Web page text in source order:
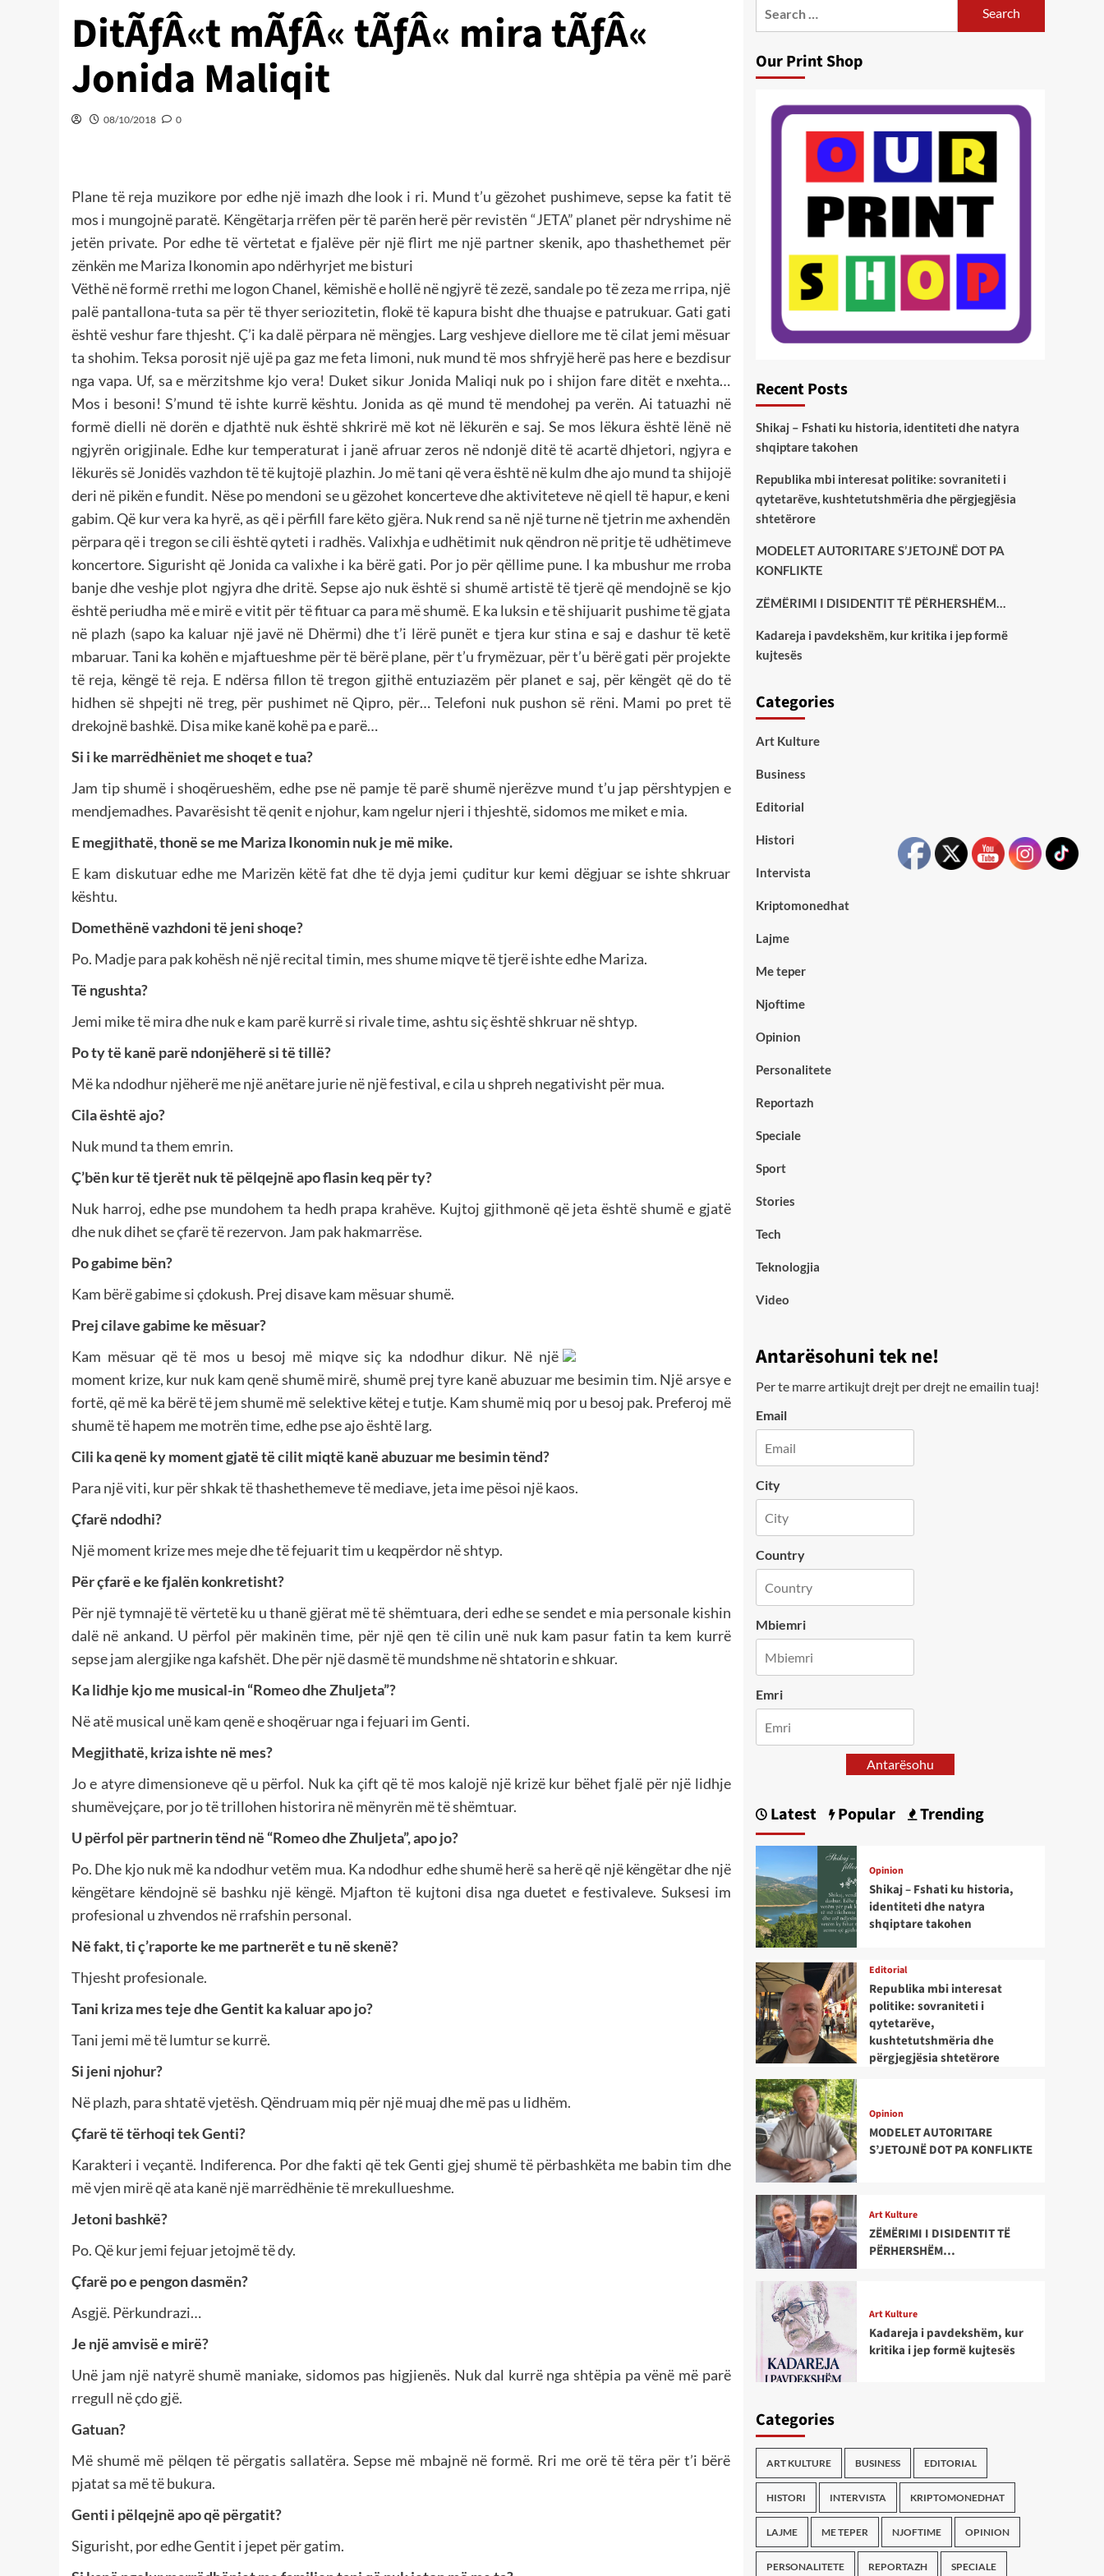
DitÃƒÂ«t mÃƒÂ« tÃƒÂ« mira tÃƒÂ«
Jonida Maliqit
08/10/2018 0
Plane të reja muzikore por edhe një imazh dhe look i ri. Mund t’u gëzohet pushimeve, sepse ka fatit të
mos i mungojnë paratë. Këngëtarja rrëfen për të parën herë për revistën “JETA” planet për ndryshime në
jetën private. Por edhe të vërtetat e fjalëve për një flirt me një partner skenik, apo thashethemet për
zënkën me Mariza Ikonomin apo ndërhyrjet me bisturi
Vëthë në formë rrethi me logon Chanel, këmishë e hollë në ngjyrë të zezë, sandale po të zeza me rripa, një
palë pantallona-tuta sa për të thyer seriozitetin, flokë të kapura bisht dhe thuajse e patrukuar. Gati gati
është veshur fare thjesht. Ç’i ka dalë përpara në mëngjes. Larg veshjeve diellore me të cilat jemi mësuar
ta shohim. Teksa porosit një ujë pa gaz me feta limoni, nuk mund të mos shfryjë herë pas here e bezdisur
nga vapa. Uf, sa e mërzitshme kjo vera! Duket sikur Jonida Maliqi nuk po i shijon fare ditët e nxehta…
Mos i besoni! S’mund të ishte kurrë kështu. Jonida as që mund të mendohej pa verën. Ai tatuazhi në
formë dielli në dorën e djathtë nuk është shkrirë më kot në lëkurën e saj. Se mos lëkura është lënë në
ngjyrën origjinale. Edhe kur temperaturat i janë afruar zeros në ndonjë ditë të acartë dhjetori, ngjyra e
lëkurës së Jonidës vazhdon të të kujtojë plazhin. Jo më tani që vera është në kulm dhe ajo mund ta shijojë
deri në pikën e fundit. Nëse po mendoni se u gëzohet koncerteve dhe aktiviteteve në qiell të hapur, e keni
gabim. Që kur vera ka hyrë, as që i përfill fare këto gjëra. Nuk rend sa në një turne në tjetrin me axhendën
përpara që i tregon se cili është qyteti i radhës. Valixhja e udhëtimit nuk qëndron në pritje të udhëtimeve
koncertore. Sigurisht që Jonida ca valixhe i ka bërë gati. Por jo për qëllime pune. I ka mbushur me rroba
banje dhe veshje plot ngjyra dhe dritë. Sepse ajo nuk është si shumë artistë të tjerë që mendojnë se kjo
është periudha më e mirë e vitit për të fituar ca para më shumë. E ka luksin e të shijuarit pushime të gjata
në plazh (sapo ka kaluar një javë në Dhërmi) dhe t’i lërë punët e tjera kur stina e saj e dashur të ketë
mbaruar. Tani ka kohën e mjaftueshme për të bërë plane, për t’u frymëzuar, për t’u bërë gati për projekte
të reja, këngë të reja. E ndërsa fillon të tregon gjithë entuziazëm për planet e saj, për këngët që do të
hidhen së shpejti në treg, për pushimet në Qipro, për… Telefoni nuk pushon së rëni. Mami po pret të
drekojnë bashkë. Disa mike kanë kohë pa e parë…
Si i ke marrëdhëniet me shoqet e tua?
Jam tip shumë i shoqërueshëm, edhe pse në pamje të parë shumë njerëzve mund t’u jap përshtypjen e
mendjemadhes. Pavarësisht të qenit e njohur, kam ngelur njeri i thjeshtë, sidomos me miket e mia.
E megjithatë, thonë se me Mariza Ikonomin nuk je më mike.
E kam diskutuar edhe me Marizën këtë fat dhe të dyja jemi çuditur kur kemi dëgjuar se ishte shkruar
kështu.
Domethënë vazhdoni të jeni shoqe?
Po. Madje para pak kohësh në një recital timin, mes shume miqve të tjerë ishte edhe Mariza.
Të ngushta?
Jemi mike të mira dhe nuk e kam parë kurrë si rivale time, ashtu siç është shkruar në shtyp.
Po ty të kanë parë ndonjëherë si të tillë?
Më ka ndodhur njëherë me një anëtare jurie në një festival, e cila u shpreh negativisht për mua.
Cila është ajo?
Nuk mund ta them emrin.
Ç’bën kur të tjerët nuk të pëlqejnë apo flasin keq për ty?
Nuk harroj, edhe pse mundohem ta hedh prapa krahëve. Kujtoj gjithmonë që jeta është shumë e gjatë
dhe nuk dihet se çfarë të rezervon. Jam pak hakmarrëse.
Po gabime bën?
Kam bërë gabime si çdokush. Prej disave kam mësuar shumë.
Prej cilave gabime ke mësuar?
Kam mësuar që të mos u besoj më miqve siç ka ndodhur dikur. Në një
moment krize, kur nuk kam qenë shumë mirë, shumë prej tyre kanë abuzuar me besimin tim. Një arsye e
fortë, që më ka bërë të jem shumë më selektive këtej e tutje. Kam shumë miq por u besoj pak. Preferoj më
shumë të hapem me motrën time, edhe pse ajo është larg.
Cili ka qenë ky moment gjatë të cilit miqtë kanë abuzuar me besimin tënd?
Para një viti, kur për shkak të thashethemeve të mediave, jeta ime pësoi një kaos.
Çfarë ndodhi?
Një moment krize mes meje dhe të fejuarit tim u keqpërdor në shtyp.
Për çfarë e ke fjalën konkretisht?
Për një tymnajë të vërtetë ku u thanë gjërat më të shëmtuara, deri edhe se sendet e mia personale kishin
dalë në ankand. U përfol për makinën time, për një qen të cilin unë nuk kam pasur fatin ta kem kurrë
sepse jam alergjike nga kafshët. Dhe për një dasmë të mundshme në shtatorin e shkuar.
Ka lidhje kjo me musical-in “Romeo dhe Zhuljeta”?
Në atë musical unë kam qenë e shoqëruar nga i fejuari im Genti.
Megjithatë, kriza ishte në mes?
Jo e atyre dimensioneve që u përfol. Nuk ka çift që të mos kalojë një krizë kur bëhet fjalë për një lidhje
shumëvejçare, por jo të trillohen historira në mënyrën më të shëmtuar.
U përfol për partnerin tënd në “Romeo dhe Zhuljeta”, apo jo?
Po. Dhe kjo nuk më ka ndodhur vetëm mua. Ka ndodhur edhe shumë herë sa herë që një këngëtar dhe një
këngëtare këndojnë së bashku një këngë. Mjafton të kujtoni disa nga duetet e festivaleve. Suksesi im
profesional u zhvendos në rrafshin personal.
Në fakt, ti ç’raporte ke me partnerët e tu në skenë?
Thjesht profesionale.
Tani kriza mes teje dhe Gentit ka kaluar apo jo?
Tani jemi më të lumtur se kurrë.
Si jeni njohur?
Në plazh, para shtatë vjetësh. Qëndruam miq për një muaj dhe më pas u lidhëm.
Çfarë të tërhoqi tek Genti?
Karakteri i veçantë. Indiferenca. Por dhe fakti që tek Genti gjej shumë të përbashkëta me babin tim dhe
më vjen mirë që ata kanë një marrëdhënie të mrekullueshme.
Jetoni bashkë?
Po. Që kur jemi fejuar jetojmë të dy.
Çfarë po e pengon dasmën?
Asgjë. Përkundrazi…
Je një amvisë e mirë?
Unë jam një natyrë shumë maniake, sidomos pas higjienës. Nuk dal kurrë nga shtëpia pa vënë më parë
rregull në çdo gjë.
Gatuan?
Më shumë më pëlqen të përgatis sallatëra. Sepse më mbajnë në formë. Rri me orë të tëra për t’i bërë
pjatat sa më të bukura.
Genti i pëlqejnë apo që përgatit?
Sigurisht, por edhe Gentit i jepet për gatim.
Our Print Shop
Recent Posts
Shikaj – Fshati ku historia, identiteti dhe natyra
shqiptare takohen
Republika mbi interesat politike: sovraniteti i
qytetarëve, kushtetutshmëria dhe përgjegjësia
shtetërore
MODELET AUTORITARE S’JETOJNË DOT PA
KONFLIKTE
ZËMËRIMI I DISIDENTIT TË PËRHERSHËM…
Kadareja i pavdekshëm, kur kritika i jep formë
kujtesës
Categories
Art Kulture
Business
Editorial
Histori
Intervista
Kriptomonedhat
Lajme
Me teper
Njoftime
Opinion
Personalitete
Reportazh
Speciale
Sport
Stories
Tech
Teknologjia
Video
Antarësohuni tek ne!
Per te marre artikujt drejt per drejt ne emailin tuaj!
Email
City
Country
Mbiemri
Emri
Antarësohu
Latest Popular Trending
Opinion
Shikaj – Fshati ku historia,
identiteti dhe natyra
shqiptare takohen
Editorial
Republika mbi interesat
politike: sovraniteti i
qytetarëve,
kushtetutshmëria dhe
përgjegjësia shtetërore
Opinion
MODELET AUTORITARE
S’JETOJNË DOT PA KONFLIKTE
Art Kulture
ZËMËRIMI I DISIDENTIT TË
PËRHERSHËM…
Art Kulture
Kadareja i pavdekshëm, kur
kritika i jep formë kujtesës
Categories
ART KULTURE BUSINESS EDITORIAL
HISTORI INTERVISTA KRIPTOMONEDHAT
LAJME ME TEPER NJOFTIME OPINION
PERSONALITETE REPORTAZH SPECIALE